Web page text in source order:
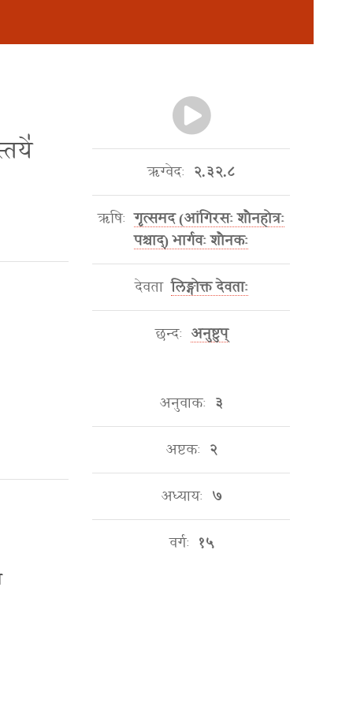
ऋग्वेदः २.३२.८
ऋषिः गृत्समद (आंगिरसः शौनहोत्रः
पश्चाद्) भार्गवः शौनकः
देवता लिङ्गोक्त देवताः
छन्दः अनुष्टुप्
अनुवाकः ३
अष्टकः २
अध्यायः ७
वर्गः १५